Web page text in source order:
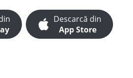
Descarcă din
App Store